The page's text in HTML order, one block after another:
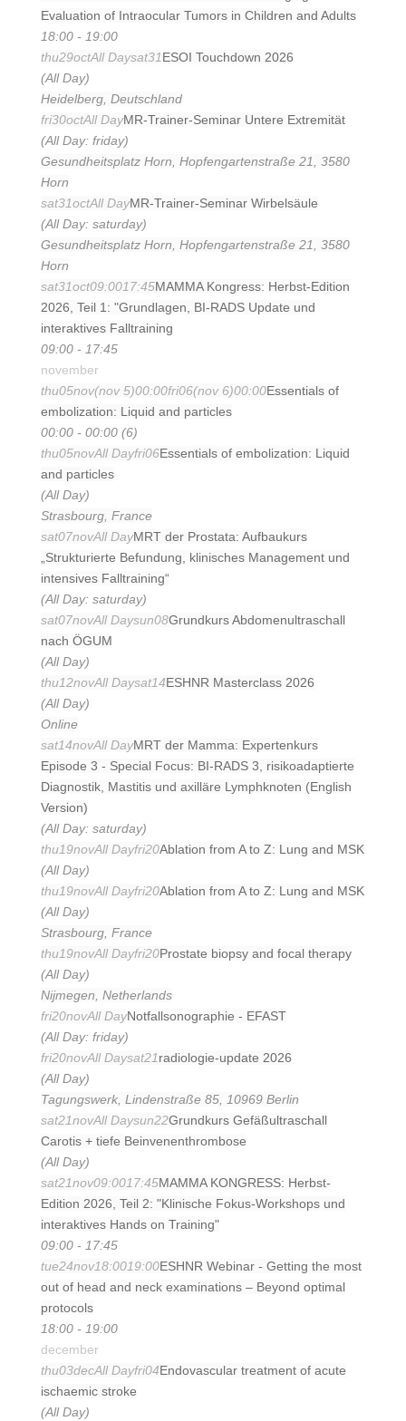
Evaluation of Intraocular Tumors in Children and Adults
18:00 - 19:00
thu29octAll Daysat31ESOI Touchdown 2026
(All Day)
Heidelberg, Deutschland
fri30octAll DayMR-Trainer-Seminar Untere Extremität
(All Day: friday)
Gesundheitsplatz Horn, Hopfengartenstraße 21, 3580
Horn
sat31octAll DayMR-Trainer-Seminar Wirbelsäule
(All Day: saturday)
Gesundheitsplatz Horn, Hopfengartenstraße 21, 3580
Horn
sat31oct09:0017:45MAMMA Kongress: Herbst-Edition
2026, Teil 1: "Grundlagen, BI-RADS Update und
interaktives Falltraining
09:00 - 17:45
november
thu05nov(nov 5)00:00fri06(nov 6)00:00Essentials of
embolization: Liquid and particles
00:00 - 00:00 (6)
thu05novAll Dayfri06Essentials of embolization: Liquid
and particles
(All Day)
Strasbourg, France
sat07novAll DayMRT der Prostata: Aufbaukurs
„Strukturierte Befundung, klinisches Management und
intensives Falltraining“
(All Day: saturday)
sat07novAll Daysun08Grundkurs Abdomenultraschall
nach ÖGUM
(All Day)
thu12novAll Daysat14ESHNR Masterclass 2026
(All Day)
Online
sat14novAll DayMRT der Mamma: Expertenkurs
Episode 3 - Special Focus: BI-RADS 3, risikoadaptierte
Diagnostik, Mastitis und axilläre Lymphknoten (English
Version)
(All Day: saturday)
thu19novAll Dayfri20Ablation from A to Z: Lung and MSK
(All Day)
thu19novAll Dayfri20Ablation from A to Z: Lung and MSK
(All Day)
Strasbourg, France
thu19novAll Dayfri20Prostate biopsy and focal therapy
(All Day)
Nijmegen, Netherlands
fri20novAll DayNotfallsonographie - EFAST
(All Day: friday)
fri20novAll Daysat21radiologie-update 2026
(All Day)
Tagungswerk, Lindenstraße 85, 10969 Berlin
sat21novAll Daysun22Grundkurs Gefäßultraschall
Carotis + tiefe Beinvenenthrombose
(All Day)
sat21nov09:0017:45MAMMA KONGRESS: Herbst-
Edition 2026, Teil 2: "Klinische Fokus-Workshops und
interaktives Hands on Training"
09:00 - 17:45
tue24nov18:0019:00ESHNR Webinar - Getting the most
out of head and neck examinations – Beyond optimal
protocols
18:00 - 19:00
december
thu03decAll Dayfri04Endovascular treatment of acute
ischaemic stroke
(All Day)